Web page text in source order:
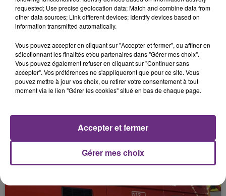
MACABRE DÉCOUVERTE CE MIDI.
MOINS DE SAISIES MASSIVES, UN TRAFIC
QUI SE FRAGMENTE : LES DOUANES...
requested; Use precise geolocation data; Match and combine data from
other data sources; Link different devices; Identify devices based on
information transmitted automatically.
Vous pouvez accepter en cliquant sur "Accepter et fermer", ou affiner en
sélectionnant les finalités et/ou partenaires dans "Gérer mes choix".
Vous pouvez également refuser en cliquant sur "Continuer sans
accepter". Vos préférences ne s'appliqueront que pour ce site. Vous
pouvez mettre à jour vos choix, ou retirer votre consentement à tout
moment via le lien "Gérer les cookies" situé en bas de chaque page.
Gérer mes choix
Accepter et fermer